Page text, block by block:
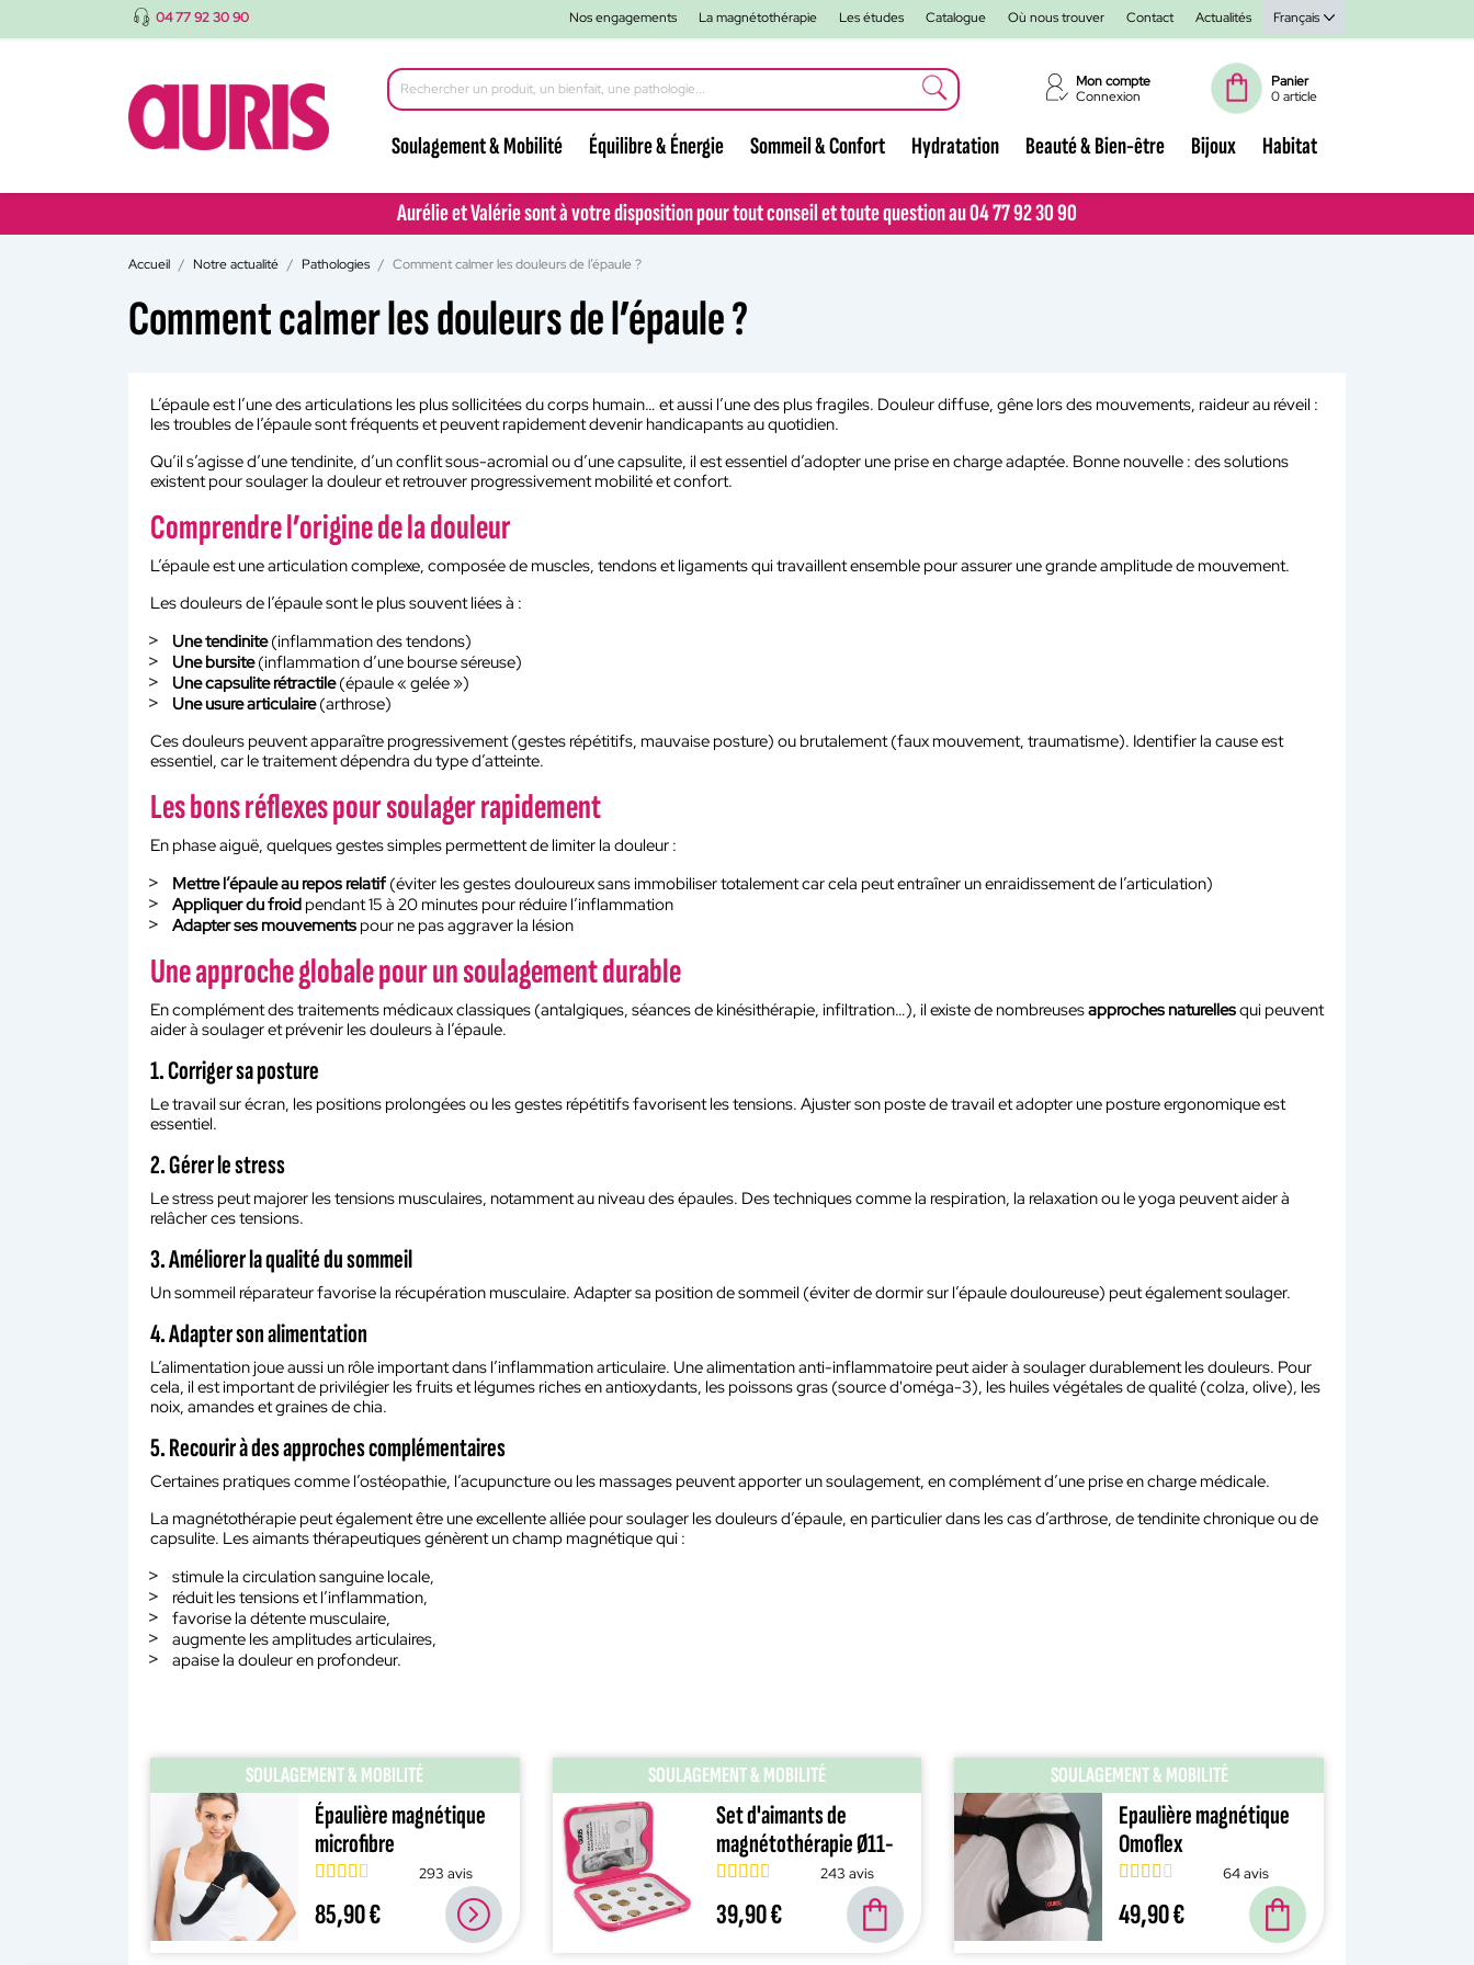
04 77 92 30 90 Nos engagements La magnétothérapie Les études Catalogue Où nous trouver Contact Actualités Français
Mon compte
Connexion
Panier
0 article
Soulagement & Mobilité Équilibre & Énergie Sommeil & Confort Hydratation Beauté & Bien-être Bijoux Habitat
Aurélie et Valérie sont à votre disposition pour tout conseil et toute question au 04 77 92 30 90
Aurélie et Valérie sont à votre disposition pour tout conseil et toute question au 04 77 92 30 90
Accueil Notre actualité Pathologies Comment calmer les douleurs de l’épaule ?
Comment calmer les douleurs de l’épaule ?
L’épaule est l’une des articulations les plus sollicitées du corps humain… et aussi l’une des plus fragiles. Douleur diffuse, gêne lors des mouvements, raideur au réveil :
les troubles de l’épaule sont fréquents et peuvent rapidement devenir handicapants au quotidien.
Qu’il s’agisse d’une tendinite, d’un conflit sous-acromial ou d’une capsulite, il est essentiel d’adopter une prise en charge adaptée. Bonne nouvelle : des solutions
existent pour soulager la douleur et retrouver progressivement mobilité et confort.
Comprendre l’origine de la douleur
L’épaule est une articulation complexe, composée de muscles, tendons et ligaments qui travaillent ensemble pour assurer une grande amplitude de mouvement.
Les douleurs de l’épaule sont le plus souvent liées à :
Une tendinite(inflammation des tendons)
Une bursite(inflammation d’une bourse séreuse)
Une capsulite rétractile(épaule « gelée »)
Une usure articulaire(arthrose)
Ces douleurs peuvent apparaître progressivement (gestes répétitifs, mauvaise posture) ou brutalement (faux mouvement, traumatisme). Identifier la cause est
essentiel, car le traitement dépendra du type d’atteinte.
Les bons réflexes pour soulager rapidement
En phase aiguë, quelques gestes simples permettent de limiter la douleur :
Mettre l’épaule au repos relatif (éviter les gestes douloureux sans immobiliser totalement car cela peut entraîner un enraidissement de l’articulation)
Appliquer du froid pendant 15 à 20 minutes pour réduire l’inflammation
Adapter ses mouvements pour ne pas aggraver la lésion
Une approche globale pour un soulagement durable
En complément des traitements médicaux classiques (antalgiques, séances de kinésithérapie, infiltration…), il existe de nombreusesapproches naturellesqui peuvent
aider à soulager et prévenir les douleurs à l’épaule.
1. Corriger sa posture
Le travail sur écran, les positions prolongées ou les gestes répétitifs favorisent les tensions. Ajuster son poste de travail et adopter une posture ergonomique est
essentiel.
2. Gérer le stress
Le stress peut majorer les tensions musculaires, notamment au niveau des épaules. Des techniques comme la respiration, la relaxation ou le yoga peuvent aider à
relâcher ces tensions.
3. Améliorer la qualité du sommeil
Un sommeil réparateur favorise la récupération musculaire. Adapter sa position de sommeil (éviter de dormir sur l’épaule douloureuse) peut également soulager.
4. Adapter son alimentation
L’alimentation joue aussi un rôle important dans l’inflammation articulaire. Une alimentation anti-inflammatoire peut aider à soulager durablement les douleurs. Pour
cela, il est important de privilégier les fruits et légumes riches en antioxydants, les poissons gras (source d'oméga-3), les huiles végétales de qualité (colza, olive), les
noix, amandes et graines de chia.
5. Recourir à des approches complémentaires
Certaines pratiques comme l’ostéopathie, l’acupuncture ou les massages peuvent apporter un soulagement, en complément d’une prise en charge médicale.
La magnétothérapie peut également être une excellente alliée pour soulager les douleurs d’épaule, en particulier dans les cas d’arthrose, de tendinite chronique ou de
capsulite. Les aimants thérapeutiques génèrent un champ magnétique qui :
stimule la circulation sanguine locale,
réduit les tensions et l’inflammation,
favorise la détente musculaire,
augmente les amplitudes articulaires,
apaise la douleur en profondeur.
SOULAGEMENT & MOBILITÉ
Épaulière magnétique
microfibre
293 avis
85,90 €
SOULAGEMENT & MOBILITÉ
Set d'aimants de
magnétothérapie Ø11-
15 mm
243 avis
39,90 €
SOULAGEMENT & MOBILITÉ
Epaulière magnétique
Omoflex
64 avis
49,90 €